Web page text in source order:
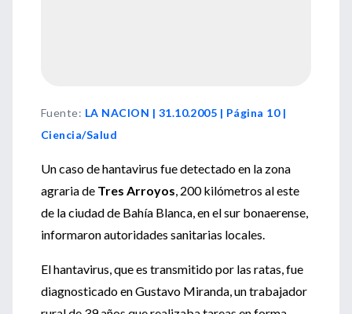
Fuente: LA NACION | 31.10.2005 | Página 10 |
Ciencia/Salud
Un caso de hantavirus fue detectado en la zona
agraria de Tres Arroyos, 200 kilómetros al este
de la ciudad de Bahía Blanca, en el sur bonaerense,
informaron autoridades sanitarias locales.
El hantavirus, que es transmitido por las ratas, fue
diagnosticado en Gustavo Miranda, un trabajador